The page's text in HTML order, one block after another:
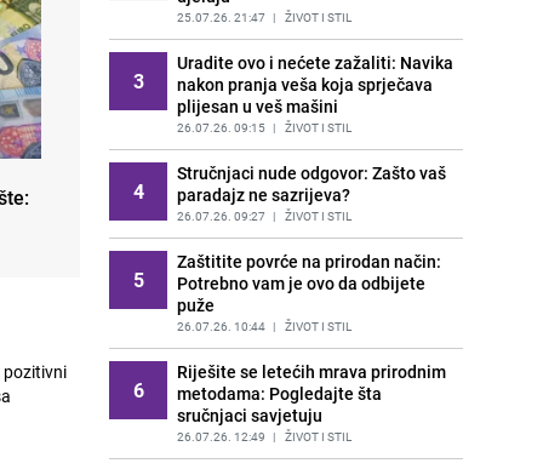
pozitivni
PRIJE 2 DANA | ŽIVOT I STIL
15
Pegla uz 35 stepeni: Kako da vam
ljetna vrućina ne pretvori peglanje
u pakao?
PRIJE 1 DAN | ŽIVOT I STIL
25.07.26. 21:47 | ŽIVOT I STIL
3
Uradite ovo i nećete zažaliti: Navika
nakon pranja veša koja sprječava
plijesan u veš mašini
26.07.26. 09:15 | ŽIVOT I STIL
4
Stručnjaci nude odgovor: Zašto vaš
paradajz ne sazrijeva?
26.07.26. 09:27 | ŽIVOT I STIL
5
Zaštitite povrće na prirodan način:
Potrebno vam je ovo da odbijete
puže
26.07.26. 10:44 | ŽIVOT I STIL
6
Riješite se letećih mrava prirodnim
metodama: Pogledajte šta
sručnjaci savjetuju
26.07.26. 12:49 | ŽIVOT I STIL